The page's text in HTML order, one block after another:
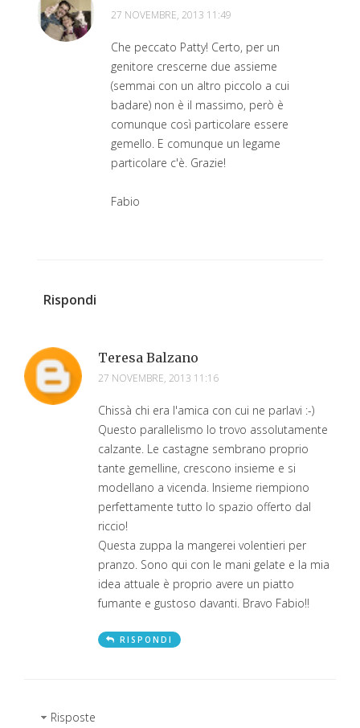
27 NOVEMBRE, 2013 11:49
Che peccato Patty! Certo, per un
genitore crescerne due assieme
(semmai con un altro piccolo a cui
badare) non è il massimo, però è
comunque così particolare essere
gemello. E comunque un legame
particolare c'è. Grazie!
Fabio
Rispondi
Teresa Balzano
27 NOVEMBRE, 2013 11:16
Chissà chi era l'amica con cui ne parlavi :-)
Questo parallelismo lo trovo assolutamente
calzante. Le castagne sembrano proprio
tante gemelline, crescono insieme e si
modellano a vicenda. Insieme riempiono
perfettamente tutto lo spazio offerto dal
riccio!
Questa zuppa la mangerei volentieri per
pranzo. Sono qui con le mani gelate e la mia
idea attuale è proprio avere un piatto
fumante e gustoso davanti. Bravo Fabio!!
RISPONDI
Risposte